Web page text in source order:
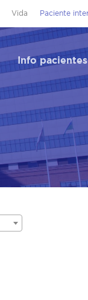
Vida Paciente
Info pacientes